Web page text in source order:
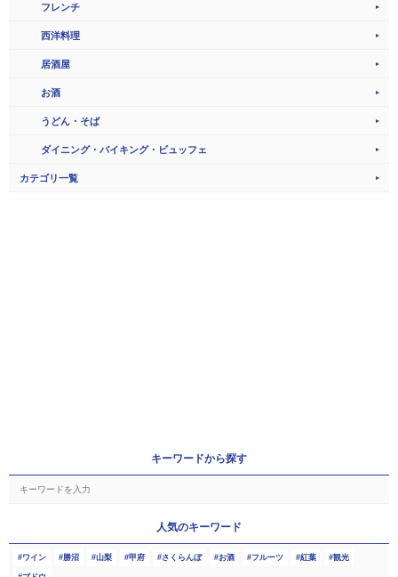
フレンチ
西洋料理
居酒屋
お酒
うどん・そば
ダイニング・バイキング・ビュッフェ
カテゴリ一覧
キーワードから探す
人気のキーワード
ワイン 勝沼 山梨 甲府 さくらんぼ お酒 フルーツ 紅葉 観光